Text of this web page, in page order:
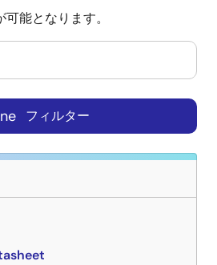
能となります。
フィルター